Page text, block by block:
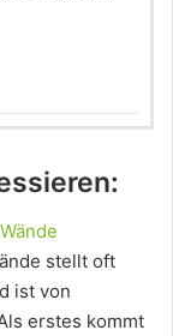
stellt oft
ist von
erstes kommt